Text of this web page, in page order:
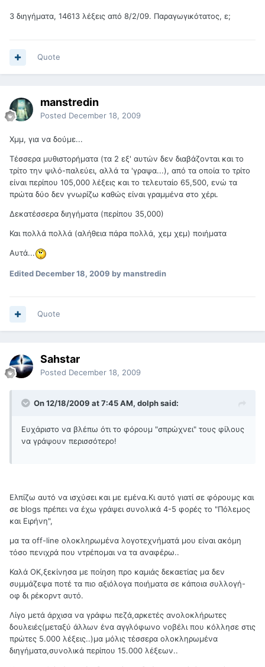
3 διηγήματα, 14613 λέξεις από 8/2/09. Παραγωγικότατος, ε;
Quote
manstredin
Posted December 18, 2009
Χμμ, για να δούμε...
Τέσσερα μυθιστορήματα (τα 2 εξ' αυτών δεν διαβάζονται και το
τρίτο την ψιλό-παλεύει, αλλά τα 'γραψα...), από τα οποία το τρίτο
είναι περίπου 105,000 λέξεις και το τελευταίο 65,500, ενώ τα
πρώτα δύο δεν γνωρίζω καθώς είναι γραμμένα στο χέρι.
Δεκατέσσερα διηγήματα (περίπου 35,000)
Και πολλά πολλά (αλήθεια πάρα πολλά, χεμ χεμ) ποιήματα
Αυτά...
EditedDecember 18, 2009 by manstredin
Quote
Sahstar
Posted December 18, 2009
On 12/18/2009 at 7:45 AM, dolph said:
Ευχάριστο να βλέπω ότι το φόρουμ "σπρώχνει" τους φίλους
να γράψουν περισσότερο!
Eλπίζω αυτό να ισχύσει και με εμένα.Κι αυτό γιατί σε φόρουμς και
σε blogs πρέπει να έχω γράψει συνολικά 4-5 φορές το "Πόλεμος
και Ειρήνη",
μα τα οff-line ολοκληρωμένα λογοτεχνήματά μου είναι ακόμη
τόσο πενιχρά που ντρέπομαι να τα αναφέρω..
Καλά ΟΚ,ξεκίνησα με ποίηση προ καμιάς δεκαετίας μα δεν
συμμάζεψα ποτέ τα πιο αξιόλογα ποιήματα σε κάποια συλλογή-
οφ δι ρέκορντ αυτό.
Λίγο μετά άρχισα να γράφω πεζά,αρκετές ανολοκλήρωτες
δουλειές(μεταξύ άλλων ένα αγγλόφωνο νοβέλι που κόλλησε στις
πρώτες 5.000 λέξεις..)μα μόλις τέσσερα ολοκληρωμένα
διηγήματα,συνολικά περίπου 15.000 λέξεων..